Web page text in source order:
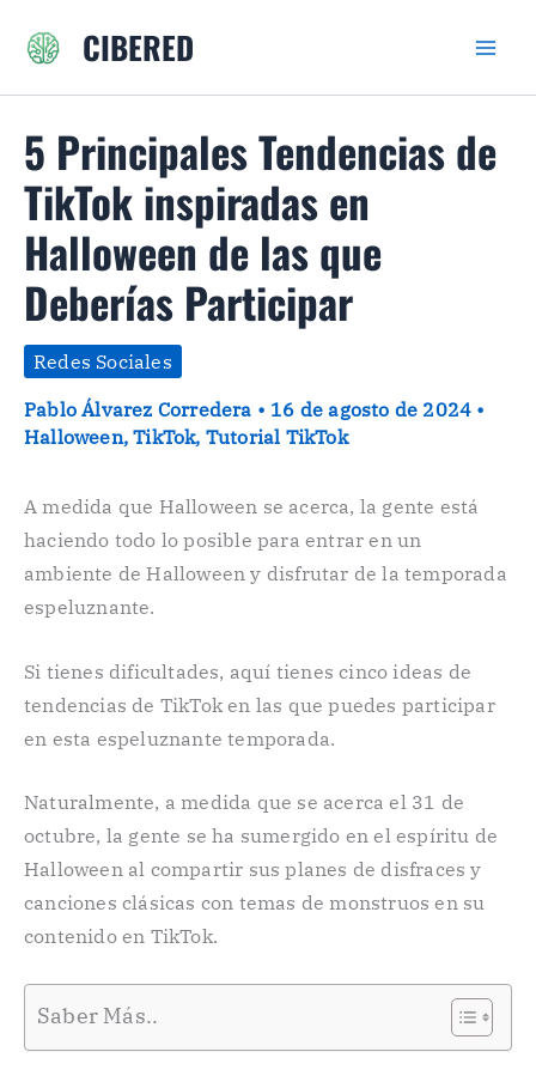
CIBERED
5 Principales Tendencias de
TikTok inspiradas en
Halloween de las que
Deberías Participar
Redes Sociales
Pablo Álvarez Corredera • 16 de agosto de 2024 •
Halloween,TikTok, Tutorial TikTok
A medida que Halloween se acerca, la gente está
haciendo todo lo posible para entrar en un
ambiente de Halloween y disfrutar de la temporada
espeluznante.
Si tienes dificultades, aquí tienes cinco ideas de
tendencias de TikTok en las que puedes participar
en esta espeluznante temporada.
Naturalmente, a medida que se acerca el 31 de
octubre, la gente se ha sumergido en el espíritu de
Halloween al compartir sus planes de disfraces y
canciones clásicas con temas de monstruos en su
contenido en TikTok.
Saber Más..